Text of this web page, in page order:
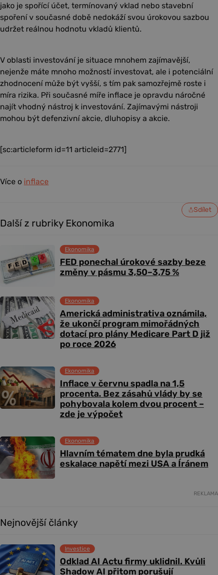
jako je spořící účet, termínovaný vklad nebo stavební
spoření v současné době nedokáží svou úrokovou sazbou
udržet reálnou hodnotu vkladů klientů.
V oblasti investování je situace mnohem zajímavější,
nejenže máte mnoho možností investovat, ale i potenciální
zhodnocení může být vyšší, s tím pak samozřejmě roste i
míra rizika. Při současné míře inflace je opravdu náročné
najít vhodný nástroj k investování. Zajímavými nástroji
mohou být defenzivní akcie, dluhopisy a akcie.
[sc:articleform id=11 articleid=2771]
Více o inflace
Sdílet
Další z rubriky Ekonomika
FED ponechal úrokové sazby beze
změny v pásmu 3,50–3,75 %
Ekonomika
Americká administrativa oznámila,
že ukončí program mimořádných
dotací pro plány Medicare Part D již
po roce 2026
Ekonomika
Inflace v červnu spadla na 1,5
procenta. Bez zásahů vlády by se
pohybovala kolem dvou procent –
zde je výpočet
Ekonomika
Hlavním tématem dne byla prudká
eskalace napětí mezi USA a Íránem
Ekonomika
REKLAMA
Nejnovější články
Odklad AI Actu firmy uklidnil. Kvůli
Shadow AI přitom porušují
Investice